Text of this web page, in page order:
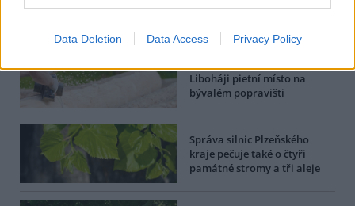
Data Deletion Data Access Privacy Policy
Liboháji pietní místo na
bývalém popravišti
Správa silnic Plzeňského
kraje pečuje také o čtyři
památné stromy a tři aleje